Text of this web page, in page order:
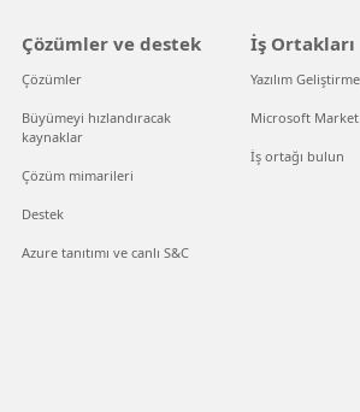
Çözümler ve destek
Çözümler
Büyümeyi hızlandıracak
kaynaklar
Çözüm mimarileri
Destek
Azure tanıtımı ve canlı S&C
İş Ortakları
Yazılım
Microsoft Market
İş ortağı bulun